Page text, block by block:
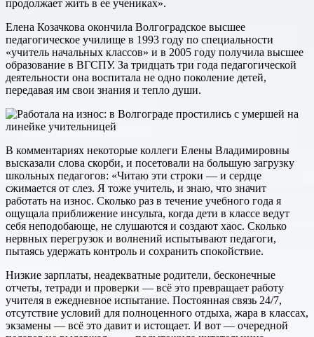
продолжает жить в ее учениках».
Елена Козачкова окончила Волгоградское высшее
педагогическое училище в 1993 году по специальности
«учитель начальных классов» и в 2005 году получила высшее
образование в ВГСПУ. За тридцать три года педагогической
деятельности она воспитала не одно поколение детей,
передавая им свои знания и тепло души.
В комментариях некоторые коллеги Елены Владимировны
высказали слова скорби, и посетовали на большую загрузку
школьных педагогов: «Читаю эти строки — и сердце
сжимается от слез. Я тоже учитель, и знаю, что значит
работать на износ. Сколько раз в течение учебного года я
ощущала приближение инсульта, когда дети в классе ведут
себя неподобающе, не слушаются и создают хаос. Сколько
нервных перегрузок и волнений испытывают педагоги,
пытаясь удержать контроль и сохранить спокойствие.
Низкие зарплаты, неадекватные родители, бесконечные
отчеты, тетради и проверки — всё это превращает работу
учителя в ежедневное испытание. Постоянная связь 24/7,
отсутствие условий для полноценного отдыха, жара в классах,
экзамены — всё это давит и истощает. И вот — очередной